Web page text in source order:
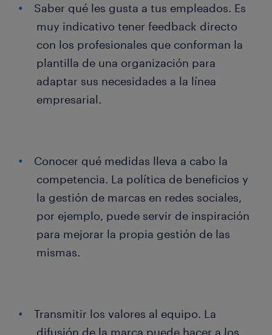
Saber qué les gusta a tus empleados. Es
muy indicativo tener feedback directo
con los profesionales que conforman la
plantilla de una organización para
adaptar sus necesidades a la línea
empresarial.
Conocer qué medidas lleva a cabo la
competencia. La política de beneficios y
la gestión de marcas en redes sociales,
por ejemplo, puede servir de inspiración
para mejorar la propia gestión de las
mismas.
Transmitir los valores al equipo. La
difusión de la marca puede hacer a los